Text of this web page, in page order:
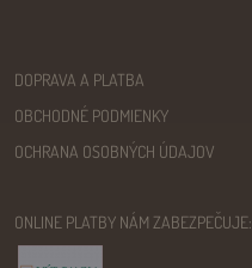
DOPRAVA A PLATBA
OBCHODNÉ PODMIENKY
OCHRANA OSOBNÝCH ÚDAJOV
ONLINE PLATBY NÁM ZABEZPEČUJE: